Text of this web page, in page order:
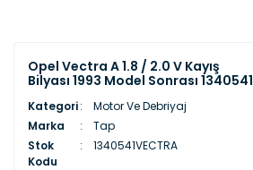
Opel Vectra A 1.8 / 2.0 V Kayış
Bilyası 1993 Model Sonrası 1340541
Kategori
Motor Ve Debriyaj
Marka
Tap
Stok
Kodu
1340541VECTRA